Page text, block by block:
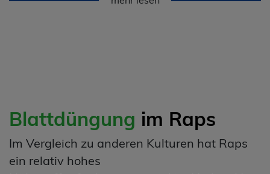
Blattdüngung im Raps
Im Vergleich zu anderen Kulturen hat Raps
ein relativ hohes